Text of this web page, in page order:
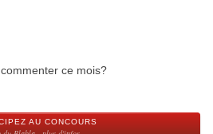
ce mois?
AU CONCOURS